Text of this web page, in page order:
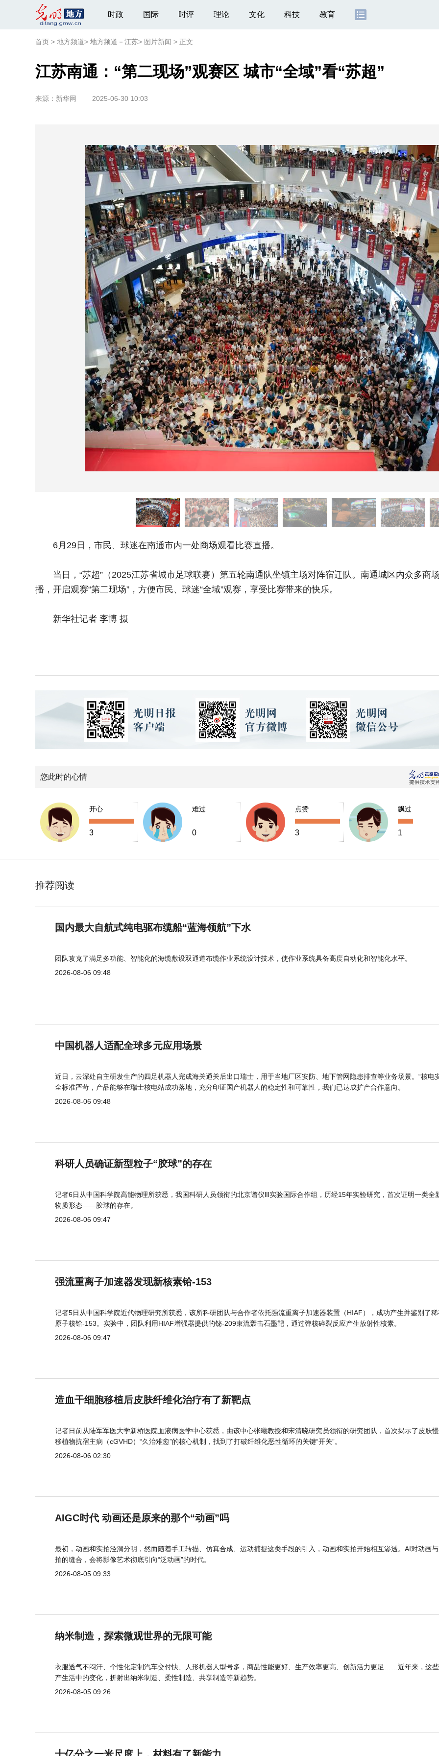
时政 国际 时评 理论 文化 科技 教育
首页 > 地方频道> 地方频道－江苏> 图片新闻 > 正文
江苏南通：“第二现场”观赛区 城市“全域”看“苏超”
来源： 新华网 2025-06-30 10:03
6月29日，市民、球迷在南通市内一处商场观看比赛直播。
当日，“苏超”（2025江苏省城市足球联赛）第五轮南通队坐镇主场对阵宿迁队。南通城区内众多商
播，开启观赛“第二现场”，方便市民、球迷“全域”观赛，享受比赛带来的快乐。
新华社记者 李博 摄
您此时的心情
开心
3
难过
0
点赞
3
飘过
1
推荐阅读
国内最大自航式纯电驱布缆船“蓝海领航”下水
团队攻克了满足多功能、智能化的海缆敷设双通道布缆作业系统设计技术，使作业系统具备高度自动化和智能化水平。
2026-08-06 09:48
中国机器人适配全球多元应用场景
近日，云深处自主研发生产的四足机器人完成海关通关后出口瑞士，用于当地厂区安防、地下管网隐患排查等业务场景。“核电
全标准严苛，产品能够在瑞士核电站成功落地，充分印证国产机器人的稳定性和可靠性，我们已达成扩产合作意向。
2026-08-06 09:48
科研人员确证新型粒子“胶球”的存在
记者6日从中国科学院高能物理所获悉，我国科研人员领衔的北京谱仪Ⅲ实验国际合作组，历经15年实验研究，首次证明一类全
物质形态——胶球的存在。
2026-08-06 09:47
强流重离子加速器发现新核素铪-153
记者5日从中国科学院近代物理研究所获悉，该所科研团队与合作者依托强流重离子加速器装置（HIAF），成功产生并鉴别了
原子核铪-153。实验中，团队利用HIAF增强器提供的铋-209束流轰击石墨靶，通过弹核碎裂反应产生放射性核素。
2026-08-06 09:47
造血干细胞移植后皮肤纤维化治疗有了新靶点
记者日前从陆军军医大学新桥医院血液病医学中心获悉，由该中心张曦教授和宋清晓研究员领衔的研究团队，首次揭示了皮肤
移植物抗宿主病（cGVHD）“久治难愈”的核心机制，找到了打破纤维化恶性循环的关键“开关”。
2026-08-06 02:30
AIGC时代 动画还是原来的那个“动画”吗
最初，动画和实拍泾渭分明，然而随着手工转描、仿真合成、运动捕捉这类手段的引入，动画和实拍开始相互渗透。AI对动画
拍的缝合，会将影像艺术彻底引向“泛动画”的时代。
2026-08-05 09:33
纳米制造，探索微观世界的无限可能
衣服透气不闷汗、个性化定制汽车交付快、人形机器人型号多，商品性能更好、生产效率更高、创新活力更足……近年来，这
产生活中的变化，折射出纳米制造、柔性制造、共享制造等新趋势。
2026-08-05 09:26